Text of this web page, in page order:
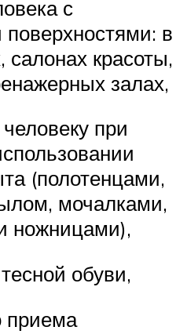
с
в
салонах красоты,
залах,
при
(полотенцами,
мочалками,
ножницами),
обуви,
приема